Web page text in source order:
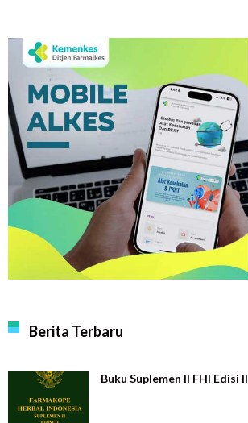
Berita Terbaru
Buku Suplemen II FHI Edisi II